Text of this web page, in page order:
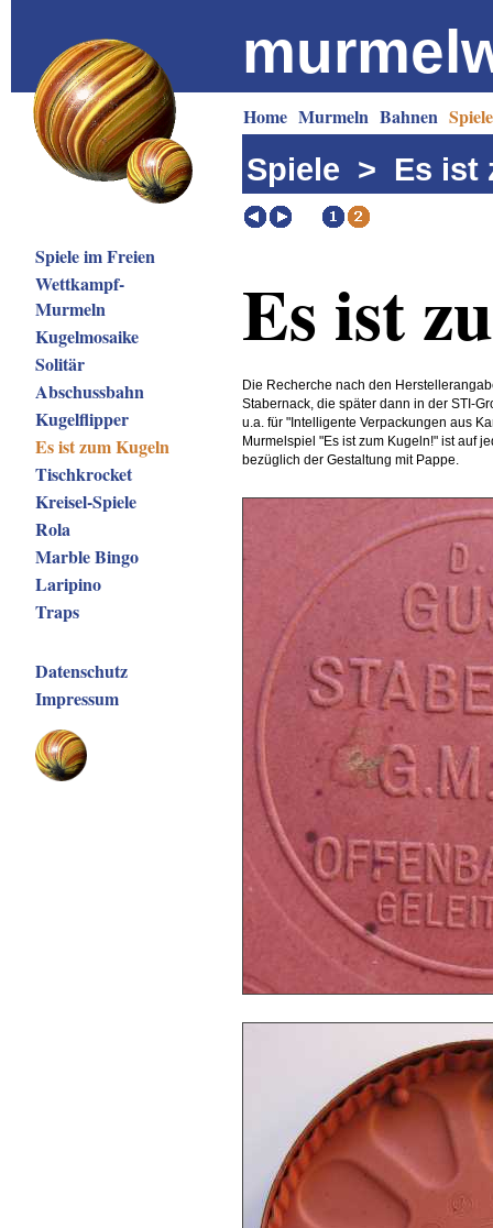
Home Murmeln Bahnen Spiele
Spiele im Freien
Wettkampf-
Murmeln
Kugelmosaike
Solitär
Abschussbahn
Kugelflipper
Es ist zum Kugeln
Tischkrocket
Kreisel-Spiele
Rola
Marble Bingo
Laripino
Traps
Datenschutz
Impressum
Spiele > Es ist
Es ist
Die Recherche nach den
Stabernack, die später dann in der STI-
u.a. für "Intelligente Verpackungen aus
Murmelspiel "Es ist zum Kugeln!" ist auf
bezüglich der Gestaltung mit Pappe.